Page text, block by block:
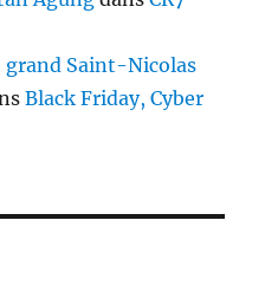
grand Saint-Nicolas
Black Friday, Cyber